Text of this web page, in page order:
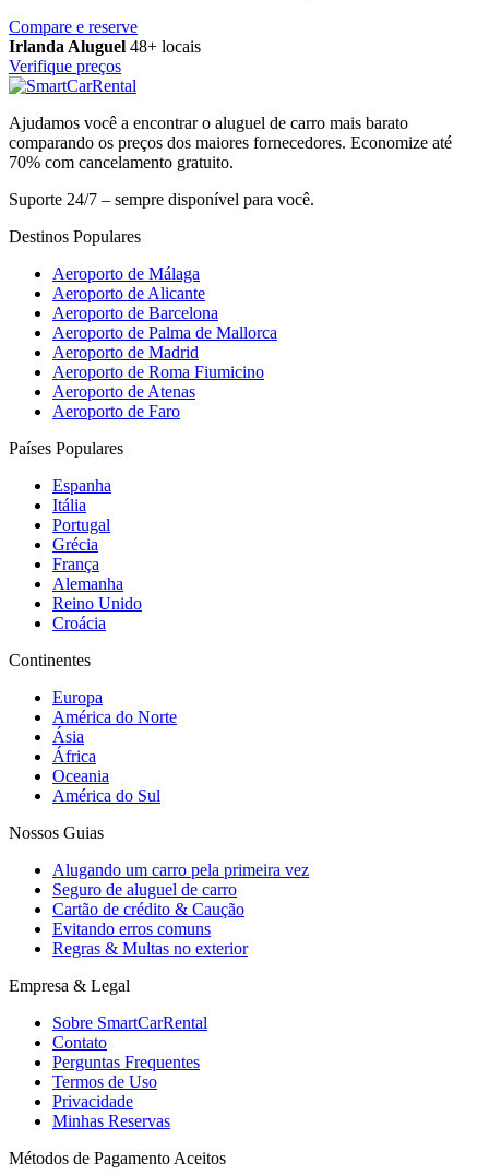
Compare e reserve
Irlanda Aluguel 48+ locais
Verifique preços
Ajudamos você a encontrar o aluguel de carro mais barato
comparando os preços dos maiores fornecedores. Economize até
70% com cancelamento gratuito.
Suporte 24/7 – sempre disponível para você.
Destinos Populares
Aeroporto de Málaga
Aeroporto de Alicante
Aeroporto de Barcelona
Aeroporto de Palma de Mallorca
Aeroporto de Madrid
Aeroporto de Roma Fiumicino
Aeroporto de Atenas
Aeroporto de Faro
Países Populares
Espanha
Itália
Portugal
Grécia
França
Alemanha
Reino Unido
Croácia
Continentes
Europa
América do Norte
Ásia
África
Oceania
América do Sul
Nossos Guias
Alugando um carro pela primeira vez
Seguro de aluguel de carro
Cartão de crédito & Caução
Evitando erros comuns
Regras & Multas no exterior
Empresa & Legal
Sobre SmartCarRental
Contato
Perguntas Frequentes
Termos de Uso
Privacidade
Minhas Reservas
Métodos de Pagamento Aceitos